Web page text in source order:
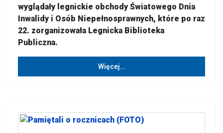
wyglądały legnickie obchody Światowego Dnia
Inwalidy i Osób Niepełnosprawnych, które po raz
22. zorganizowała Legnicka Biblioteka
Publiczna.
Więcej…